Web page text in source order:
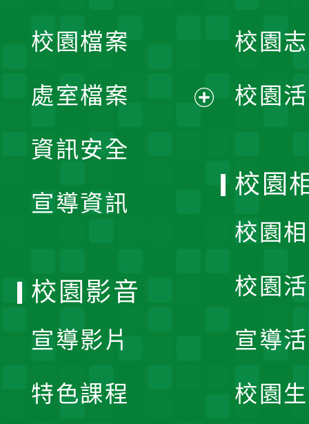
單
校園檔案
處室檔案
資訊安全
宣導資訊
校園
校園
校園
校園
校園
宣導
校園
校園影音
宣導影片
特色課程